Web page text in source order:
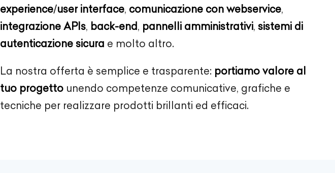
experience/user interface, comunicazione con webservice,
integrazione APIs, back-end, pannelli amministrativi, sistemi di
autenticazione sicura e molto altro.
La nostra offerta è semplice e trasparente: portiamo valore al
tuo progetto unendo competenze comunicative, grafiche e
tecniche per realizzare prodotti brillanti ed efficaci.